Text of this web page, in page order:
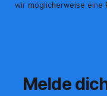
wir möglicherweise eine
Melde